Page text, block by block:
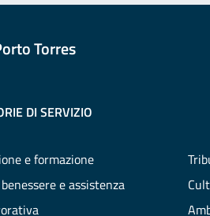
Torres
DI SERVIZIO
e formazione
e assistenza